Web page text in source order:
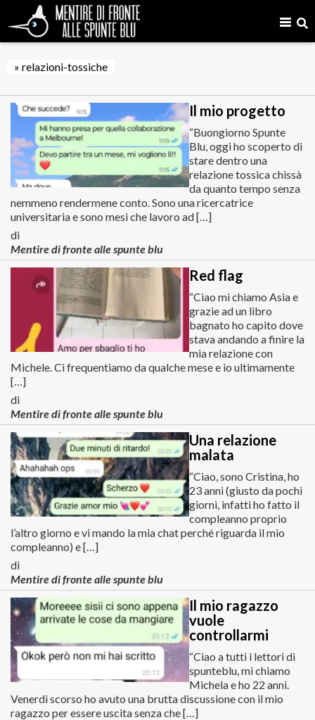
» relazioni-tossiche
Il mio progetto
“Buongiorno Spunte
Blu, oggi ho scoperto di
stare dentro una
relazione tossica chissà
da quanto tempo senza
nemmeno rendermene conto. Sono una ricercatrice
universitaria e sono mesi che lavoro ad […]
di
Mentire di fronte alle spunte blu
Red flag
“Ciao mi chiamo Asia e
grazie ad un libro
bagnato ho capito dove
stava andando a finire la
mia relazione con
Michele. Ci frequentiamo da qualche mese e io ultimamente
[…]
di
Mentire di fronte alle spunte blu
Una relazione
malata
“Ciao, sono Cristina, ho
23 anni (giusto da pochi
giorni, infatti ho fatto il
compleanno proprio
l’altro giorno e vi mando la mia chat perché riguarda il mio
compleanno) e […]
di
Mentire di fronte alle spunte blu
Il mio ragazzo
vuole
controllarmi
“Ciao a tutti i lettori di
spunteblu, mi chiamo
Michela e ho 22 anni.
Venerdì scorso ho avuto una brutta discussione con il mio
ragazzo per essere uscita senza che […]